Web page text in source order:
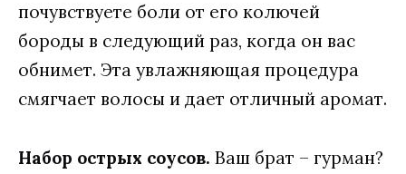
почувствуете боли от его колючей
бороды в следующий раз, когда он вас
обнимет. Эта увлажняющая процедура
смягчает волосы и дает отличный аромат.
Набор острых соусов. Ваш брат – гурман?